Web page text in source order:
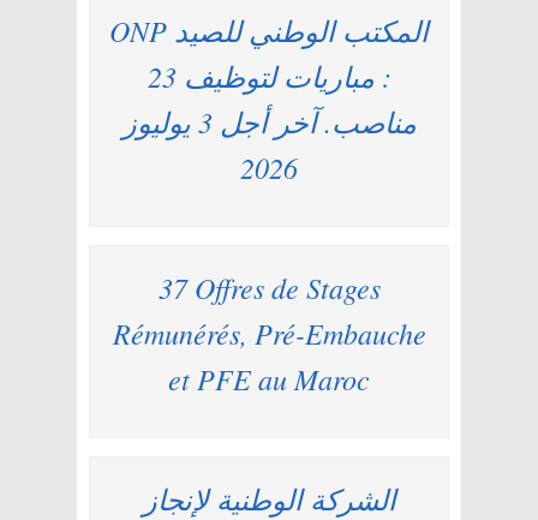
المكتب الوطني للصيد ONP
: مباريات لتوظيف 23
مناصب. آخر أجل 3 يوليوز
2026
37 Offres de Stages
Rémunérés, Pré-Embauche
et PFE au Maroc
الشركة الوطنية لإنجاز